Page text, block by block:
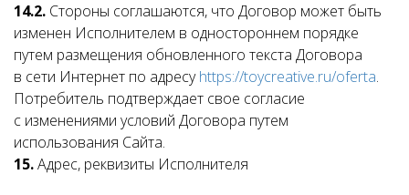
14.2. Стороны соглашаются, что Договор может быть
изменен Исполнителем в одностороннем порядке
путем размещения обновленного текста Договора
в сети Интернет по адресуhttps://toycreative.ru/oferta.
Потребитель подтверждает свое согласие
с изменениями условий Договора путем
использования Сайта.
15.Адрес, реквизиты Исполнителя